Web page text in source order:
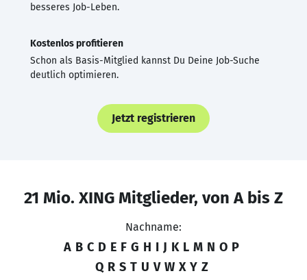
besseres Job-Leben.
Kostenlos profitieren
Schon als Basis-Mitglied kannst Du Deine Job-Suche
deutlich optimieren.
Jetzt registrieren
21 Mio. XING Mitglieder, von A bis Z
Nachname:
A B C D E F G H I J K L M N O P
Q R S T U V W X Y Z